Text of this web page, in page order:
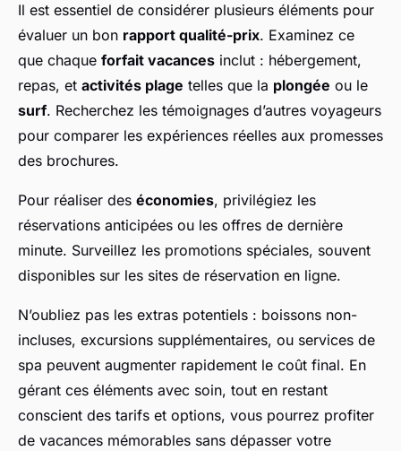
Il est essentiel de considérer plusieurs éléments pour
évaluer un bon rapport qualité-prix. Examinez ce
que chaque forfait vacances inclut : hébergement,
repas, et activités plage telles que la plongée ou le
surf. Recherchez les témoignages d’autres voyageurs
pour comparer les expériences réelles aux promesses
des brochures.
Pour réaliser des économies, privilégiez les
réservations anticipées ou les offres de dernière
minute. Surveillez les promotions spéciales, souvent
disponibles sur les sites de réservation en ligne.
N’oubliez pas les extras potentiels : boissons non-
incluses, excursions supplémentaires, ou services de
spa peuvent augmenter rapidement le coût final. En
gérant ces éléments avec soin, tout en restant
conscient des tarifs et options, vous pourrez profiter
de vacances mémorables sans dépasser votre